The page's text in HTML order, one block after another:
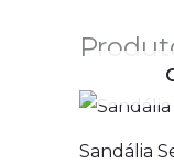
Sandália